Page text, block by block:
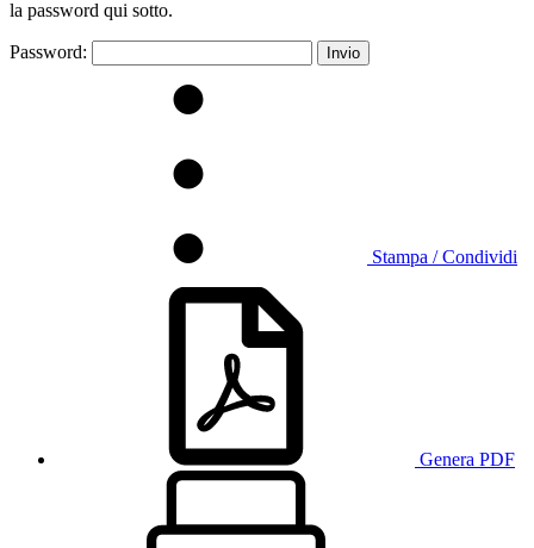
la password qui sotto.
Password:
Stampa / Condividi
Genera PDF